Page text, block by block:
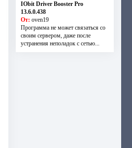
IObit Driver Booster Pro
13.6.0.438
От: oven19
Программа не может связаться со
своим сервером, даже после
устранения неполадок с сетью...